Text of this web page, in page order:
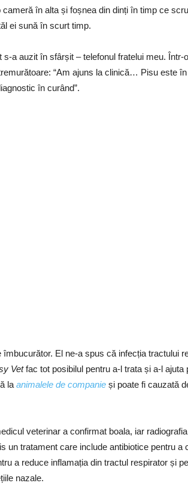
în alta și foșnea din dinți în timp ce
ei sună în scurt timp.
a auzit în sfârșit – telefonul fratelui meu.
“Am ajuns la clinică… Pisu este
în curând”.
El ne-a spus că infecția tractului
Vetfac tot posibilul pentru a-l trata și a-l ajuta
la animalele de companie și poate fi cauzată
veterinar a confirmat boala, iar
un tratament care include antibiotice pentru a
a reduce inflamația din tractul respirator și
nazale.